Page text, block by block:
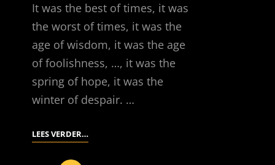
It was the best of times, it was
the worst of times, it was the
age of wisdom, it was the age
of foolishness, …, it was the
spring of hope, it was the
winter of despair. …
LEES VERDER…BERUSTING?